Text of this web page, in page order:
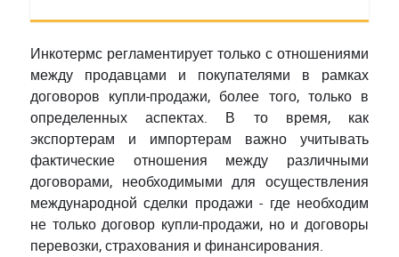
Инкотермс регламентирует только с отношениями
между продавцами и покупателями в рамках
договоров купли-продажи, более того, только в
определенных аспектах. В то время, как
экспортерам и импортерам важно учитывать
фактические отношения между различными
договорами, необходимыми для осуществления
международной сделки продажи - где необходим
не только договор купли-продажи, но и договоры
перевозки, страхования и финансирования.